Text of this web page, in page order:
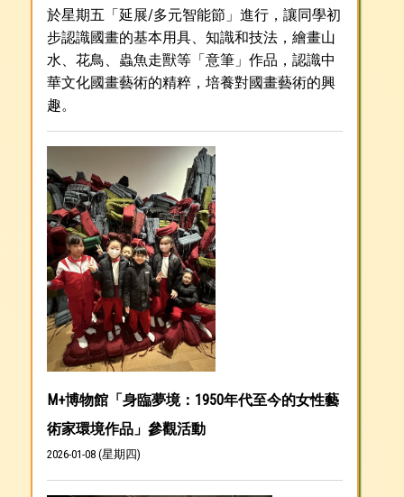
於星期五「延展/多元智能節」進行，讓同學初
步認識國畫的基本用具、知識和技法，繪畫山
水、花鳥、蟲魚走獸等「意筆」作品，認識中
華文化國畫藝術的精粹，培養對國畫藝術的興
趣。
M+博物館「身臨夢境：1950年代至今的女性藝
術家環境作品」參觀活動
2026-01-08 (星期四)